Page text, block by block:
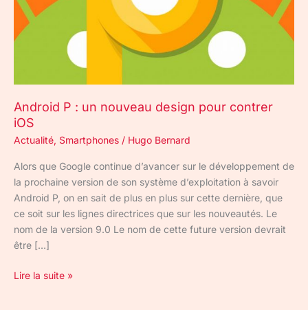
Android P : un nouveau design pour contrer
iOS
Actualité, Smartphones / Hugo Bernard
Alors que Google continue d’avancer sur le développement de
la prochaine version de son système d’exploitation à savoir
Android P, on en sait de plus en plus sur cette dernière, que
ce soit sur les lignes directrices que sur les nouveautés. Le
nom de la version 9.0 Le nom de cette future version devrait
être […]
contrer
iOS
Lire la suite »